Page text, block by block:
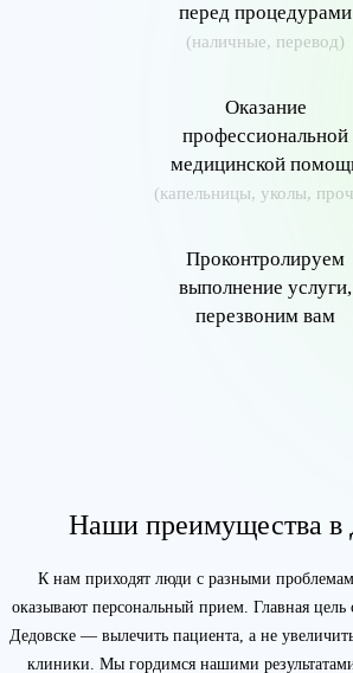
перед процедурами
(наличные, перевод)
Оказание
профессиональной
медицинской
(капельницы, уколы,
Проконтролируем
выполнение услуги,
перезвоним вам
Наши преимущества в
К нам приходят люди с разными
оказывают персональный прием. Главная цель
Дедовске — вылечить пациента, а не
клиники. Мы гордимся нашими